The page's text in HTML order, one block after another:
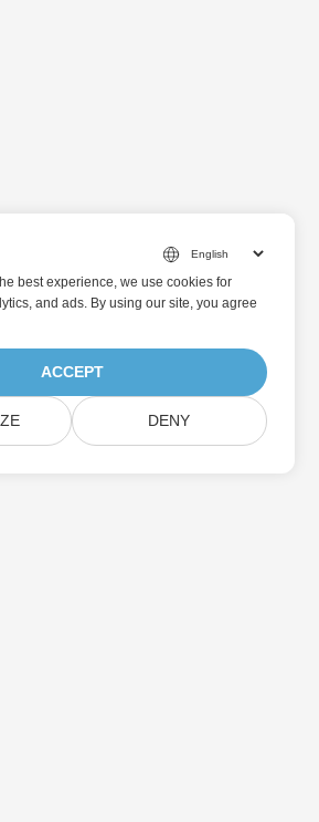
best experience, we use cookies for
and ads. By using our site, you agree
ACCEPT
DENY